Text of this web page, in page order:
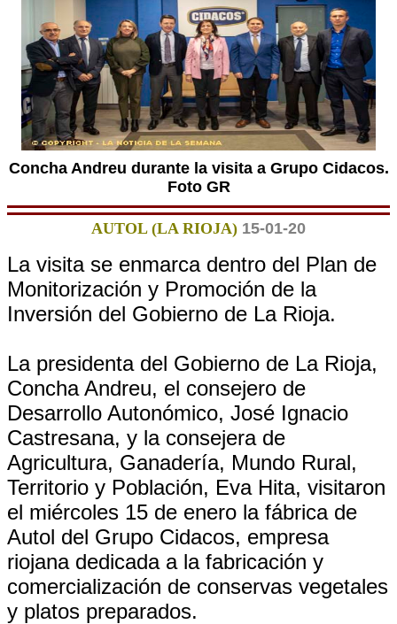
Concha Andreu durante la visita a Grupo Cidacos.
Foto GR
AUTOL (LA RIOJA) 15-01-20
La visita se enmarca dentro del Plan de
Monitorización y Promoción de la
Inversión del Gobierno de La Rioja.
La presidenta del Gobierno de La Rioja,
Concha Andreu, el consejero de
Desarrollo Autonómico, José Ignacio
Castresana, y la consejera de
Agricultura, Ganadería, Mundo Rural,
Territorio y Población, Eva Hita, visitaron
el miércoles 15 de enero la fábrica de
Autol del Grupo Cidacos, empresa
riojana dedicada a la fabricación y
comercialización de conservas vegetales
y platos preparados.